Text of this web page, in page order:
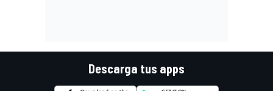
Descarga tus apps